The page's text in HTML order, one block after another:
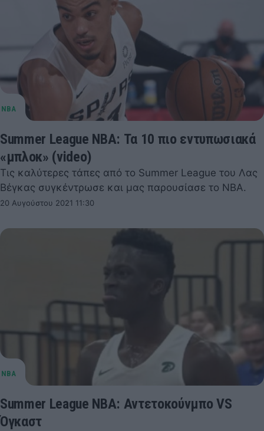
Summer League NBA: Τα 10 πιο εντυπωσιακά
«μπλοκ» (video)
Τις καλύτερες τάπες από το Summer League του Λας
Βέγκας συγκέντρωσε και μας παρουσίασε το ΝΒΑ.
20 Αυγούστου 2021 11:30
Summer League NBA: Αντετοκούνμπο VS
Όγκαστ